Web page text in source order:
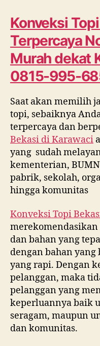
Konveksi
Terpercaya
Murah dekat
0815-995-
Saat akan memilih
topi, sebaiknya
terpercaya dan
Bekasi diKarawaci
yang sudah
kementerian,
pabrik, sekolah,
hingga komunitas
Konveksi Topi
dan bahan yang
dengan bahan
yang rapi. Dengan
pelanggan, maka
pelanggan yang
keperluannya baik
seragam, maupun
dan komunitas.